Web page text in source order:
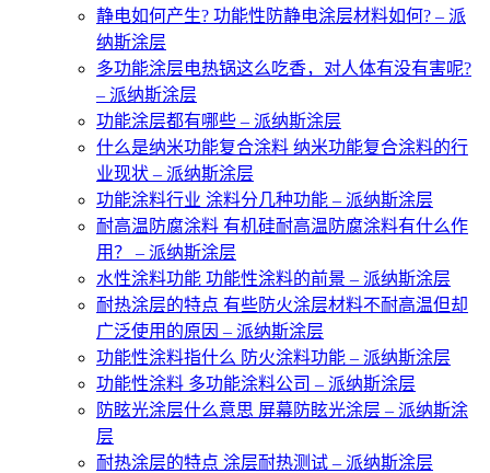
静电如何产生? 功能性防静电涂层材料如何? – 派
纳斯涂层
多功能涂层电热锅这么吃香，对人体有没有害呢?
– 派纳斯涂层
功能涂层都有哪些 – 派纳斯涂层
什么是纳米功能复合涂料 纳米功能复合涂料的行
业现状 – 派纳斯涂层
功能涂料行业 涂料分几种功能 – 派纳斯涂层
耐高温防腐涂料 有机硅耐高温防腐涂料有什么作
用？ – 派纳斯涂层
水性涂料功能 功能性涂料的前景 – 派纳斯涂层
耐热涂层的特点 有些防火涂层材料不耐高温但却
广泛使用的原因 – 派纳斯涂层
功能性涂料指什么 防火涂料功能 – 派纳斯涂层
功能性涂料 多功能涂料公司 – 派纳斯涂层
防眩光涂层什么意思 屏幕防眩光涂层 – 派纳斯涂
层
耐热涂层的特点 涂层耐热测试 – 派纳斯涂层